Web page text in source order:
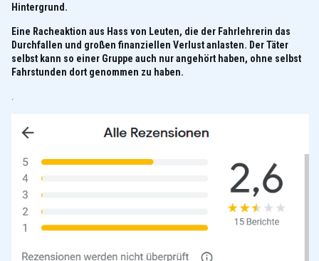
Hintergrund.
Eine Racheaktion aus Hass von Leuten, die der Fahrlehrerin das
Durchfallen und großen finanziellen Verlust anlasten. Der Täter
selbst kann so einer Gruppe auch nur angehört haben, ohne selbst
Fahrstunden dort genommen zu haben.
.